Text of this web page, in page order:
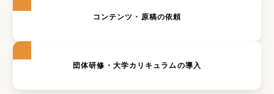
コンテンツ・原稿の依頼
団体研修・大学カリキュラムの導入